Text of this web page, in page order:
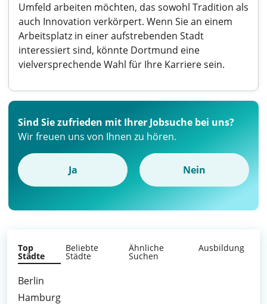
Umfeld arbeiten möchten, das sowohl Tradition als
auch Innovation verkörpert. Wenn Sie an einem
Arbeitsplatz in einer aufstrebenden Stadt
interessiert sind, könnte Dortmund eine
vielversprechende Wahl für Ihre Karriere sein.
Sind Sie zufrieden mit Ihrer Jobsuche bei uns?
Wir freuen uns von Ihnen zu hören.
Ja Nein
Top
Städte
Beliebte
Städte
Ähnliche
Suchen
Ausbildung
Berlin
Hamburg